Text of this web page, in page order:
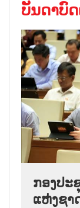
ບັນດາບົ
ກອງປະ
ແຫ່ງຊາ